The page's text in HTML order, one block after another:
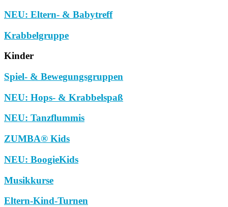
NEU: Eltern- & Babytreff
Krabbelgruppe
Kinder
Spiel- & Bewegungsgruppen
NEU: Hops- & Krabbelspaß
NEU: Tanzflummis
ZUMBA® Kids
NEU: BoogieKids
Musikkurse
Eltern-Kind-Turnen